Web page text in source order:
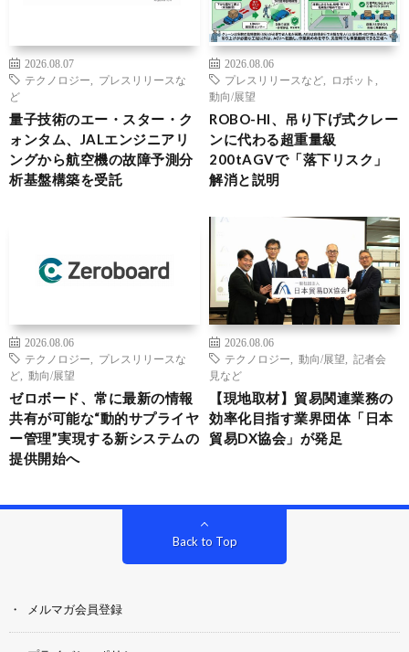
2026.08.07
テクノロジー
プレスリリースな
ど
量子技術のエー・スター・ク
ォンタム、JALエンジニアリ
ングから航空機の故障予測分
析基盤構築を受託
2026.08.06
プレスリリースなど
ロボット
動向/展望
ROBO-HI、吊り下げ式クレー
ンに代わる超重量級
200tAGVで「落下リスク」
解消と説明
2026.08.06
テクノロジー
プレスリリースな
ど
動向/展望
ゼロボード、常に最新の情報
共有が可能な“動的サプライヤ
ー管理”実現する新システムの
提供開始へ
2026.08.06
テクノロジー
動向/展望
記者会
見など
【現地取材】貿易関連業務の
効率化目指す業界団体「日本
貿易DX協会」が発足
Back to Top
メルマガ会員登録